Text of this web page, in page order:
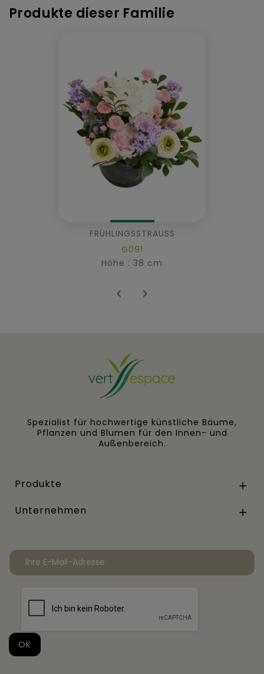
Produkte dieser Familie
FRÜHLINGSSTRAUSS
G091
Höhe : 38 cm
 
Spezialist für hochwertige künstliche Bäume,
Pflanzen und Blumen für den Innen- und
Außenbereich.
Produkte 
Unternehmen 